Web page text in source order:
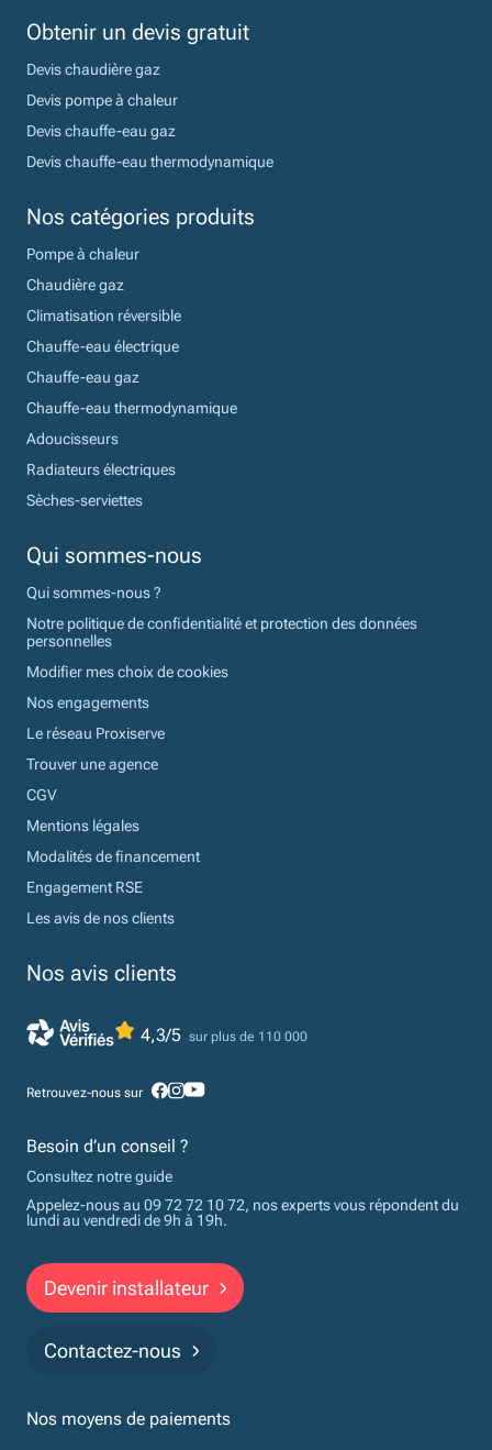
Obtenir un devis gratuit
Devis chaudière gaz
Devis pompe à chaleur
Devis chauffe-eau gaz
Devis chauffe-eau thermodynamique
Nos catégories produits
Pompe à chaleur
Chaudière gaz
Climatisation réversible
Chauffe-eau électrique
Chauffe-eau gaz
Chauffe-eau thermodynamique
Adoucisseurs
Radiateurs électriques
Sèches-serviettes
Qui sommes-nous
Qui sommes-nous ?
Notre politique de confidentialité et protection des données
personnelles
Modifier mes choix de cookies
Nos engagements
Le réseau Proxiserve
Trouver une agence
CGV
Mentions légales
Modalités de financement
Engagement RSE
Les avis de nos clients
Nos avis clients
4,3/5 sur plus de 110 000
Retrouvez-nous sur
Besoin d’un conseil ?
Consultez notre guide
Appelez-nous au 09 72 72 10 72, nos experts vous répondent du
lundi au vendredi de 9h à 19h.
Devenir installateur
Contactez-nous
Nos moyens de paiements